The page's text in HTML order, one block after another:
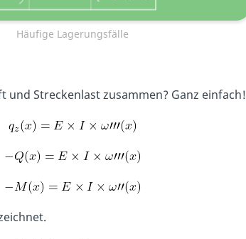
Häufige Lagerungsfälle
Streckenlast zusammen? Ganz einfach!